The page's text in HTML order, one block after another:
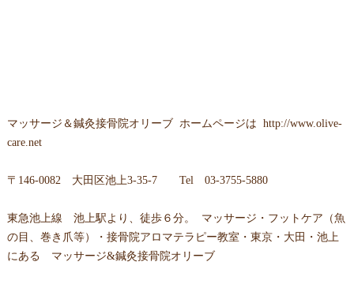
マッサージ＆鍼灸接骨院オリーブ ホームページは http://www.olive-
care.net
〒 146-0082 大田区池上3-35-7Tel 03-3755-5880
東急池上線 池上駅より、徒歩６分。 マッサージ・フットケア（魚
の目、巻き爪等）・接骨院アロマテラピー教室・東京・大田・池上
にある マッサージ&鍼灸接骨院オリーブ